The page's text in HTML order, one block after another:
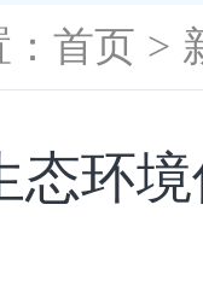
首页 >
态环